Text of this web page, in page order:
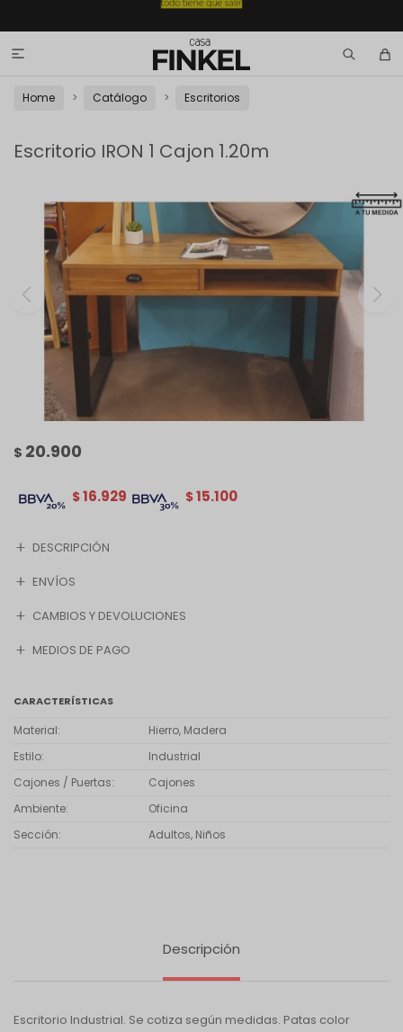

Home Catálogo Escritorios
Escritorio IRON 1 Cajon 1.20m
$ 20.900
$15.100
$16.929
DESCRIPCIÓN
ENVÍOS
CAMBIOS Y DEVOLUCIONES
MEDIOS DE PAGO
CARACTERÍSTICAS
Material
Hierro, Madera
Estilo
Industrial
Cajones / Puertas
Cajones
Ambiente
Oficina
Sección
Adultos, Niños
Descripción
Escritorio Industrial. Se cotiza según medidas. Patas color